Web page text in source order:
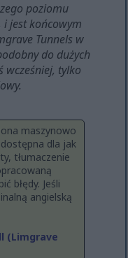
poziomu
i jest końcowym
Tunnels w
do dużych
wcześniej, tylko
maszynowo
dla jak
tłumaczenie
błędy. Jeśli
angielską
(Limgrave